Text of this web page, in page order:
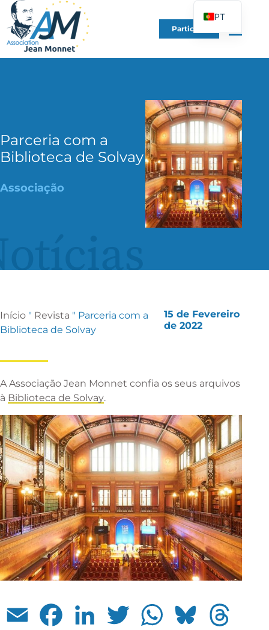
Participe
Parceria com a
Biblioteca de Solvay
Associação
Início " Revista " Parceria com a
Biblioteca de Solvay
15 de Fevereiro
de 2022
A Associação Jean Monnet confia os seus arquivos
à Biblioteca de Solvay.
Email Facebook LinkedIn Twitter WhatsApp Bluesky
PT
FR
EN
IT
UK